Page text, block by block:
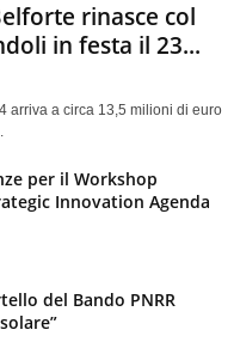
rinasce col
in festa il 23...
arriva a circa 13,5 milioni di euro
per il Workshop
Innovation Agenda
del Bando PNRR